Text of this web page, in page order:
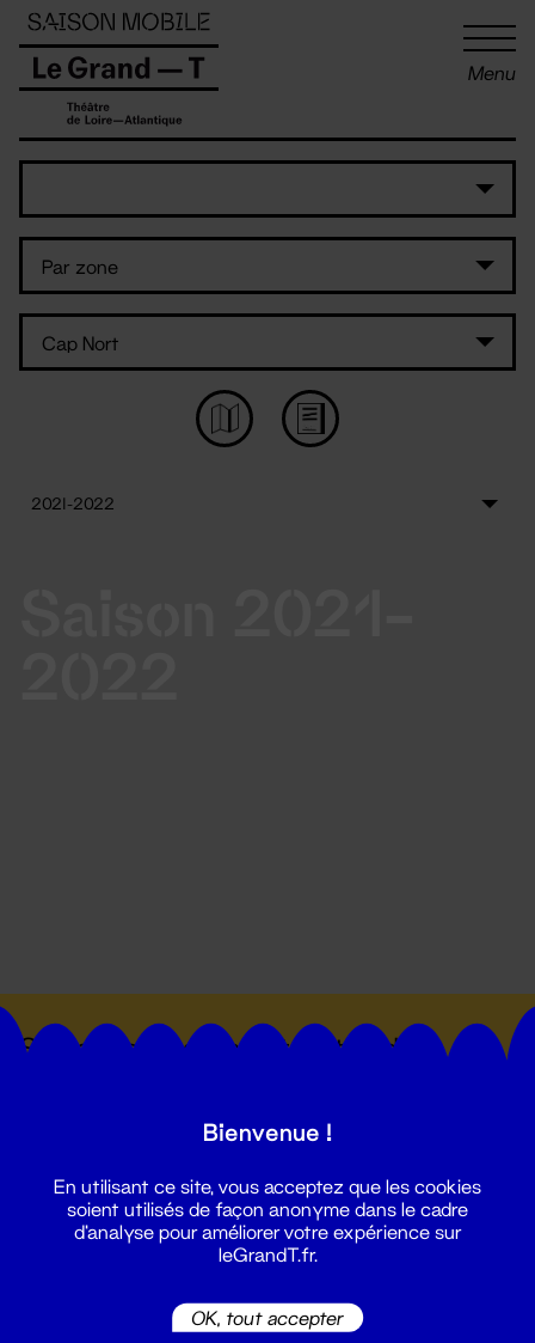
Menu
Suivez toutes les actualités du
Panneau de gestion des cookies
Bienvenue !
En utilisant ce site, vous acceptez que les cookies
soient utilisés de façon anonyme dans le cadre
d'analyse pour améliorer votre expérience sur
leGrandT.fr.
OK, tout accepter